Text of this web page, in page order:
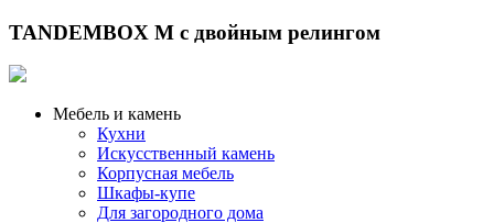
TANDEMBOX М с двойным релингом
Мебель и камень
Кухни
Искусственный камень
Корпусная мебель
Шкафы-купе
Для загородного дома